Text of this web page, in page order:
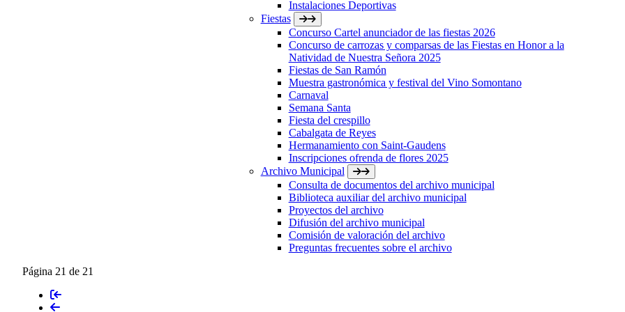
Instalaciones Deportivas
Fiestas
Concurso Cartel anunciador de las fiestas 2026
Concurso de carrozas y comparsas de las Fiestas en Honor a la
Natividad de Nuestra Señora 2025
Fiestas de San Ramón
Muestra gastronómica y festival del Vino Somontano
Carnaval
Semana Santa
Fiesta del crespillo
Cabalgata de Reyes
Hermanamiento con Saint-Gaudens
Inscripciones ofrenda de flores 2025
Archivo Municipal
Consulta de documentos del archivo municipal
Biblioteca auxiliar del archivo municipal
Proyectos del archivo
Difusión del archivo municipal
Comisión de valoración del archivo
Preguntas frecuentes sobre el archivo
Página 21 de 21